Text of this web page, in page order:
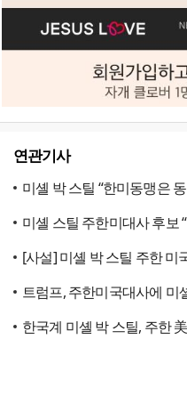
연관기사
미셸 박 스틸 “한미동맹은
미셸 스틸 주한미대사 후보
[사설] 미셸 박 스틸 주한 미
트럼프, 주한미국대사에 미
한국계 미셸 박 스틸, 주한